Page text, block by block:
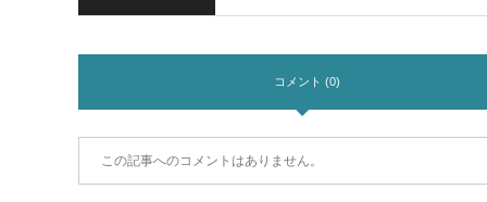
コメント (0)
この記事へのコメントはありません。